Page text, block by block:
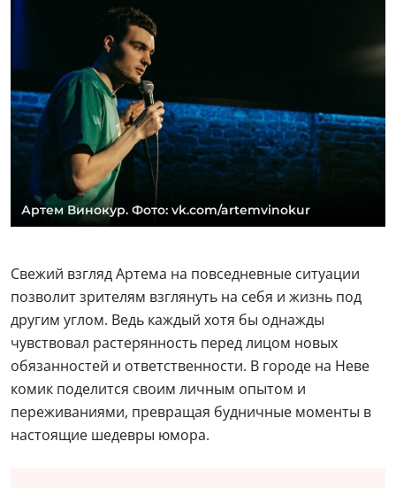
Артем Винокур. Фото: vk.com/artemvinokur
Свежий взгляд Артема на повседневные ситуации
позволит зрителям взглянуть на себя и жизнь под
другим углом. Ведь каждый хотя бы однажды
чувствовал растерянность перед лицом новых
обязанностей и ответственности. В городе на Неве
комик поделится своим личным опытом и
переживаниями, превращая будничные моменты в
настоящие шедевры юмора.